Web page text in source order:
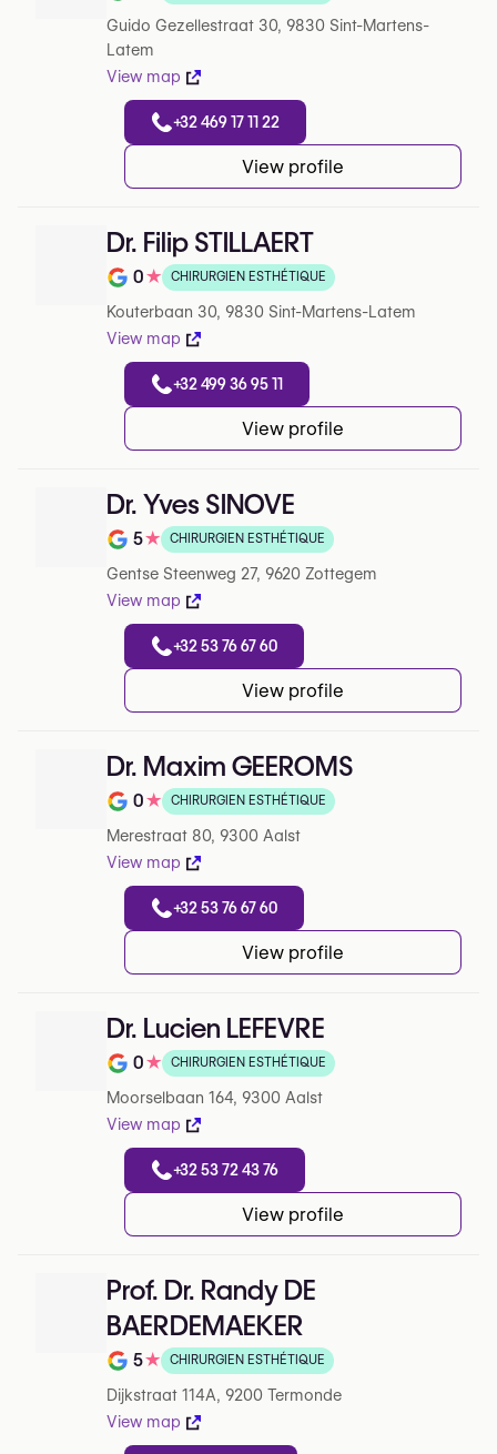
Note de 5 sur 5 sur Google
Guido Gezellestraat 30, 9830 Sint-Martens-
Latem
View map
+32 469 17 11 22
View profile
Dr. Filip STILLAERT
Note de 0 sur 5 sur Google
0★ CHIRURGIEN ESTHÉTIQUE
Kouterbaan 30, 9830 Sint-Martens-Latem
View map
+32 499 36 95 11
View profile
Dr. Yves SINOVE
Note de 5 sur 5 sur Google
5★ CHIRURGIEN ESTHÉTIQUE
Gentse Steenweg 27, 9620 Zottegem
View map
+32 53 76 67 60
View profile
Dr. Maxim GEEROMS
Note de 0 sur 5 sur Google
0★ CHIRURGIEN ESTHÉTIQUE
Merestraat 80, 9300 Aalst
View map
+32 53 76 67 60
View profile
Dr. Lucien LEFEVRE
Note de 0 sur 5 sur Google
0★ CHIRURGIEN ESTHÉTIQUE
Moorselbaan 164, 9300 Aalst
View map
+32 53 72 43 76
View profile
Prof. Dr. Randy DE
BAERDEMAEKER
Note de 5 sur 5 sur Google
5★ CHIRURGIEN ESTHÉTIQUE
Dijkstraat 114A, 9200 Termonde
View map